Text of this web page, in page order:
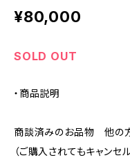
¥80,000
SOLD OUT
・商品説明
商談済みのお品物 他の
（ご購入されてもキャンセ